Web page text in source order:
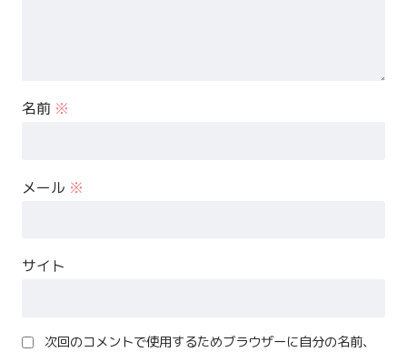
名前 ※
メール ※
サイト
次回のコメントで使用するためブラウザーに自分の名前、